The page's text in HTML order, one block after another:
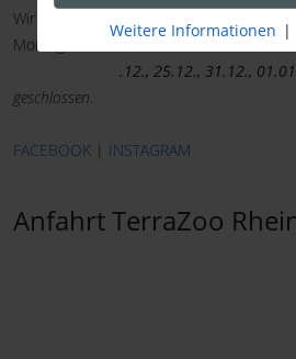
Wir haben an
Feiertagen geöffnet,
Montag fallen.
.12., 25.12., 31.12.,
geschlossen
FACEBOOK | INSTAGRAM
Anfahrt TerraZoo
Weitere Informationen |